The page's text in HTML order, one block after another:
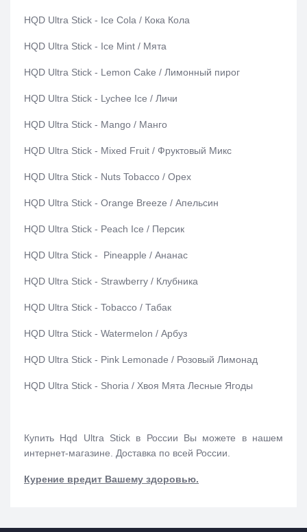
HQD Ultra Stick - Ice Cola / Кока Кола
HQD Ultra Stick - Ice Mint / Мята
HQD Ultra Stick - Lemon Cake / Лимонный пирог
HQD Ultra Stick - Lychee Ice / Личи
HQD Ultra Stick - Mango / Манго
HQD Ultra Stick - Mixed Fruit / Фруктовый Микс
HQD Ultra Stick - Nuts Tobacco / Орех
HQD Ultra Stick - Orange Breeze / Апельсин
HQD Ultra Stick - Peach Ice / Персик
HQD Ultra Stick - Pineapple / Ананас
HQD Ultra Stick - Strawberry / Клубника
HQD Ultra Stick - Tobacco / Табак
HQD Ultra Stick - Watermelon / Арбуз
HQD Ultra Stick - Pink Lemonade / Розовый Лимонад
HQD Ultra Stick - Shoria / Хвоя Мята Лесные Ягоды
Купить Hqd Ultra Stick в России Вы можете в нашем
интернет-магазине. Доставка по всей России.
Курение вредит Вашему здоровью.